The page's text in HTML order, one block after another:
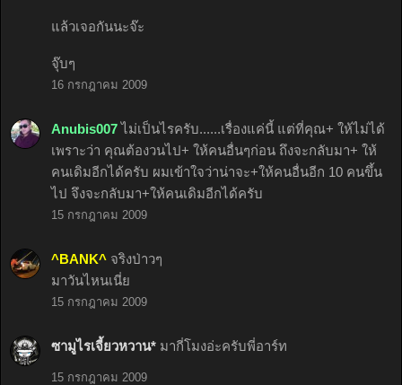
แล้วเจอกันนะจ๊ะ
จุ๊บๆ
16 กรกฎาคม 2009
Anubis007 ไม่เป็นไรครับ......เรื่องแค่นี้ แต่ที่คุณ+ ให้ไม่ได้
เพราะว่า คุณต้องวนไป+ ให้คนอื่นๆก่อน ถึงจะกลับมา+ ให้
คนเดิมอีกได้ครับ ผมเข้าใจว่าน่าจะ+ให้คนอื่นอีก 10 คนขึ้น
ไป จึงจะกลับมา+ให้คนเดิมอีกได้ครับ
15 กรกฎาคม 2009
^BANK^ จริงป่าวๆ
มาวันไหนเนี่ย
15 กรกฎาคม 2009
ซามูไรเจี้ยวหวาน* มากี่โมงอ่ะครับพี่อาร์ท
15 กรกฎาคม 2009